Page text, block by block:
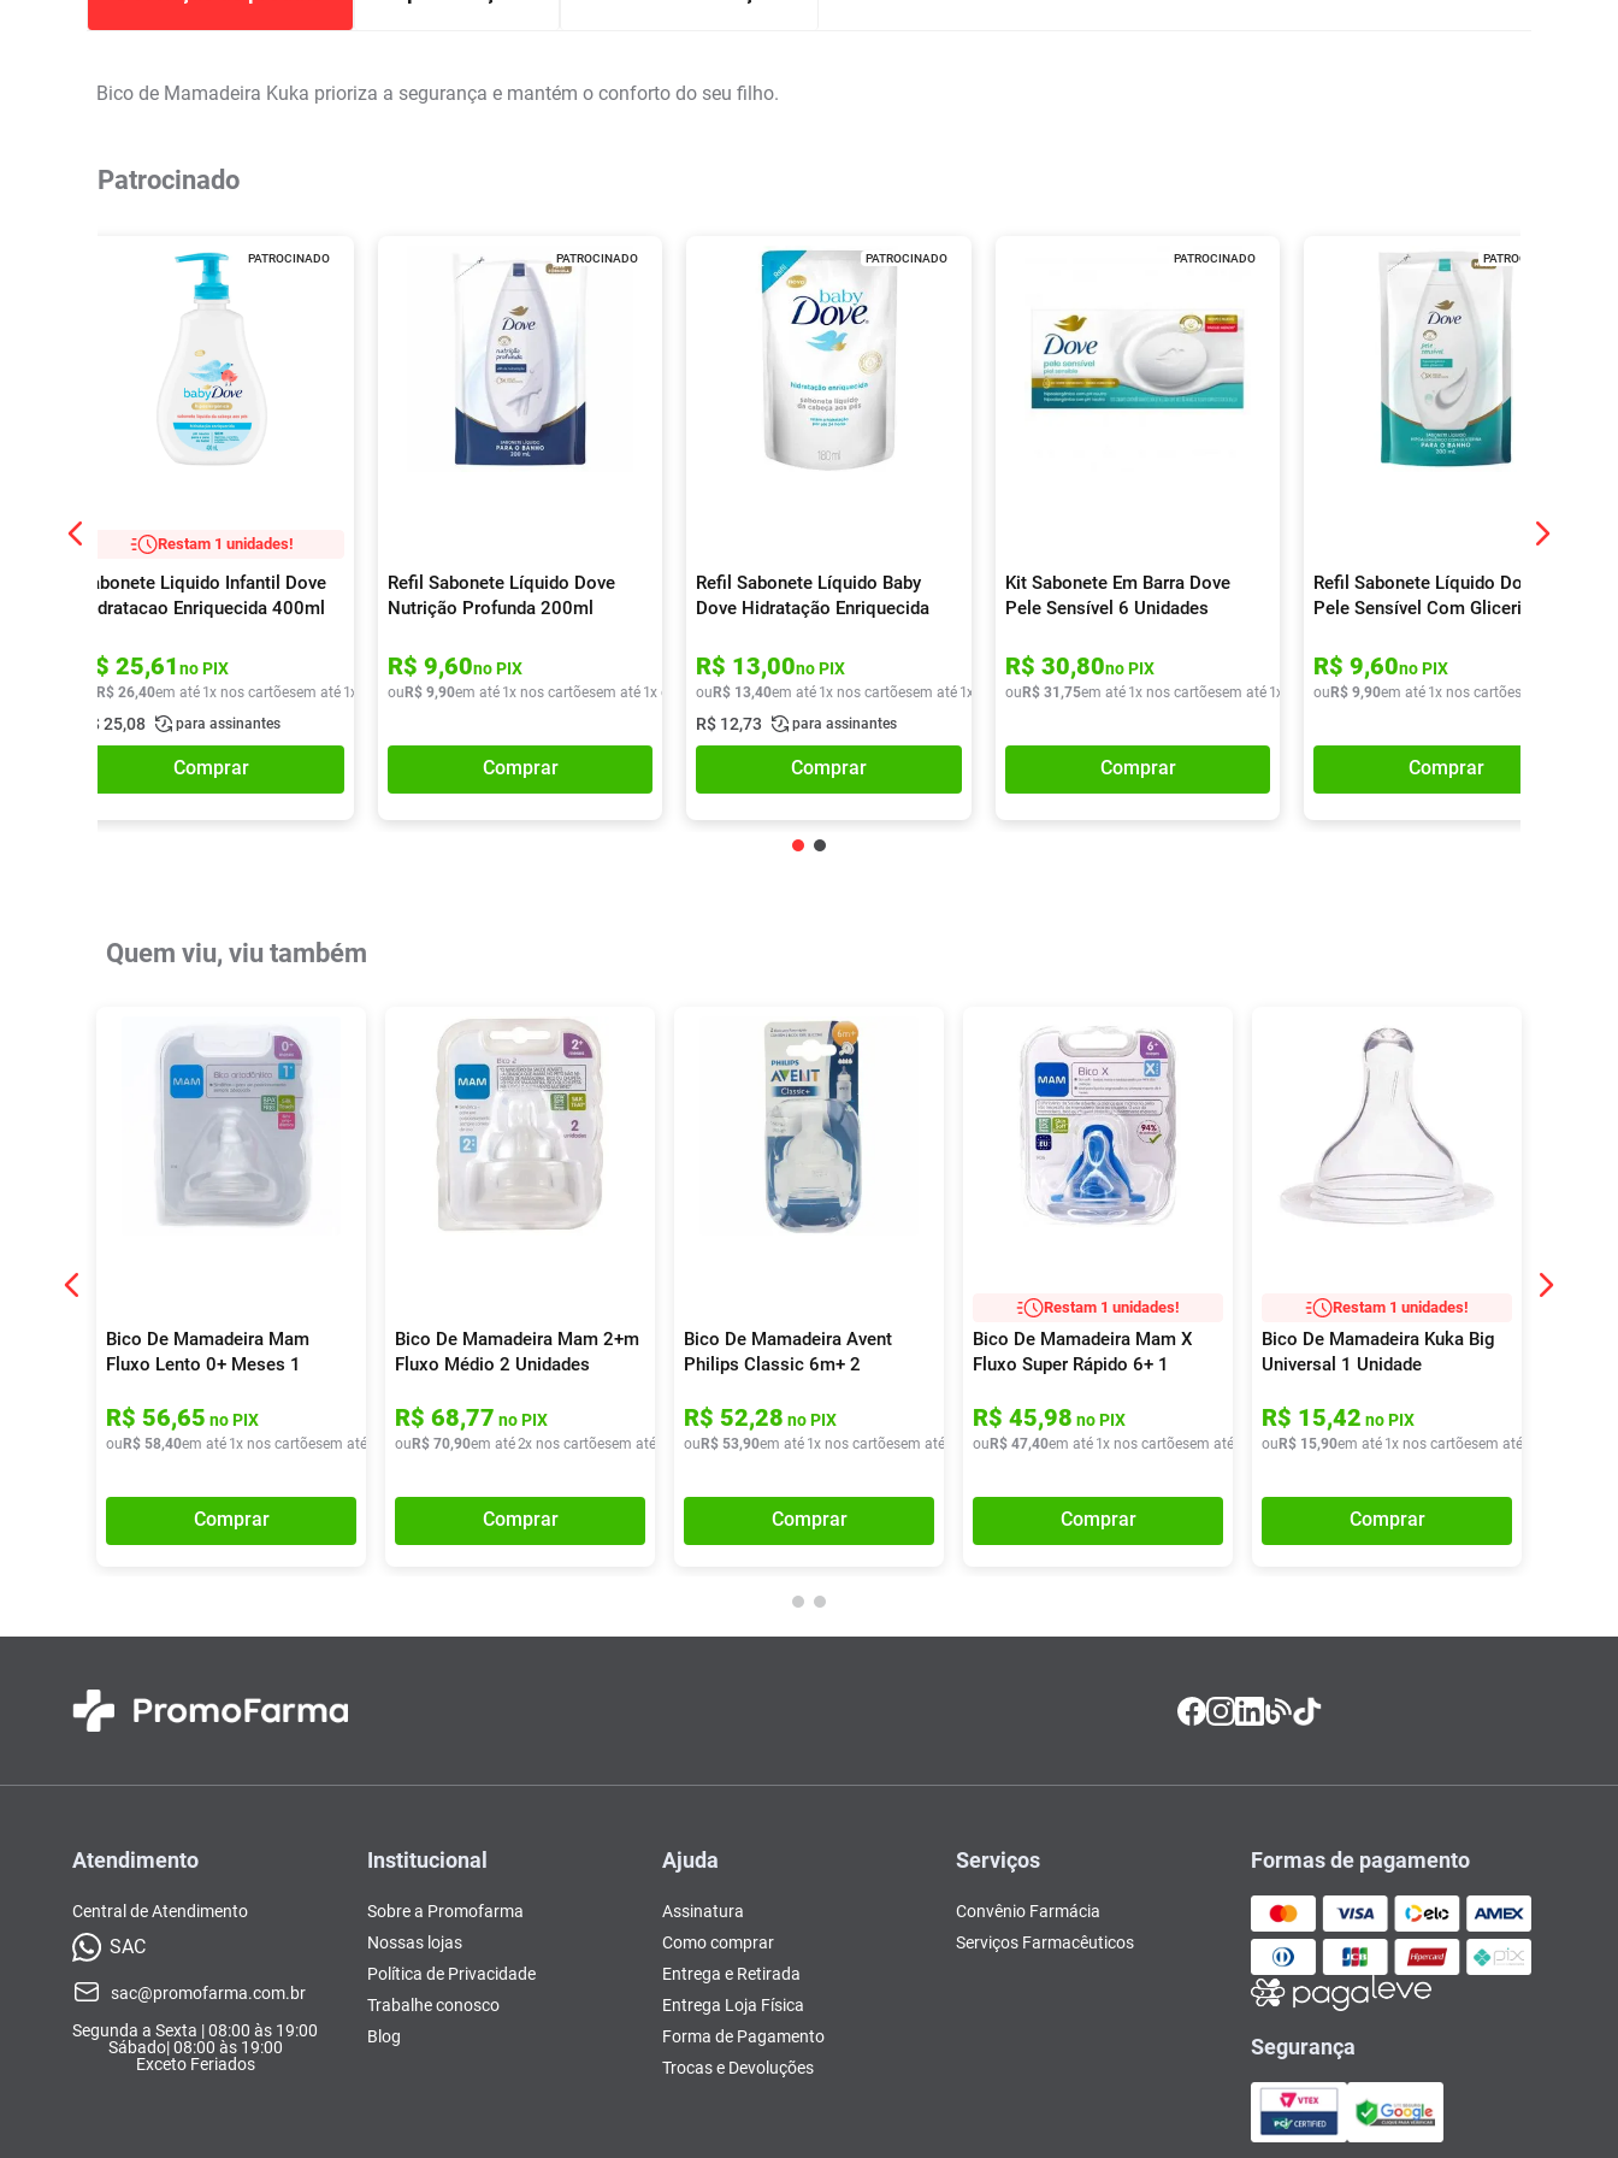
Bico de Mamadeira Kuka prioriza a segurança e mantém o conforto do seu filho.
Patrocinado
PATROCINADO
Restam 1 unidades!
Sabonete Liquido Infantil Dove
Hidratacao Enriquecida 400ml
R$ 25,61no PIX
R$ 26,40em até 1x nos cartõesem até 1x de R$ 26,40
R$ 25,08 para assinantes
Comprar
PATROCINADO
Refil Sabonete Líquido Dove
Nutrição Profunda 200ml
R$ 9,60no PIX
ou R$ 9,90em até 1x nos cartõesem até 1x de R$ 9, 90
Comprar
PATROCINADO
Refil Sabonete Líquido Baby
Dove Hidratação Enriquecida
R$ 13,00no PIX
ou R$ 13,40em até 1x nos cartõesem até 1x de R$ 13,40
R$ 12,73 para assinantes
Comprar
PATROCINADO
Kit Sabonete Em Barra Dove
Pele Sensível 6 Unidades
R$ 30,80no PIX
ou R$ 31 ,75em até 1x nos cartõesem até 1x de R$ 31,75
Comprar
PATROCINADO
Refil Sabonete Líquido Dove
Pele Sensível Com Glicerina
R$ 9,60no PIX
ou R$ 9,90em até 1x nos cartões
Comprar
Quem viu, viu também
Bico De Mamadeira Mam
Fluxo Lento 0+ Meses 1
R$ 56,65 no PIX
ou R$ 58,40em até 1x nos cartõesem até x deR$ 58,40
Comprar
Bico De Mamadeira Mam 2+m
Fluxo Médio 2 Unidades
R$ 68,77 no PIX
ou R$ 70,90em até2x nos cartõesem até x deR$ 35,45
Comprar
Bico De Mamadeira Avent
Philips Classic 6m+ 2
R$ 52,28 no PIX
ou R$ 53,90em até 1x nos cartõesem até x deR$ 53,90
Comprar
Restam 1 unidades!
Bico De Mamadeira Mam X
Fluxo Super Rápido 6+ 1
R$ 45,98 no PIX
ou R$ 47,40em até 1x nos cartõesem até x deR$ 47,40
Comprar
Restam 1 unidades!
Bico De Mamadeira Kuka Big
Universal 1 Unidade
R$ 15,42 no PIX
ou R$ 15,90em até 1x nos cartõesem até
Comprar
Atendimento
Central de Atendimento
SAC
sac@promofarma.com.br
Segunda a Sexta | 08:00 às 19:00
Sábado| 08:00 às 19:00
Exceto Feriados
Institucional
Sobre a Promofarma
Nossas lojas
Política de Privacidade
Trabalhe conosco
Blog
Ajuda
Assinatura
Como comprar
Entrega e Retirada
Entrega Loja Física
Forma de Pagamento
Trocas e Devoluções
Serviços
Convênio Farmácia
Serviços Farmacêuticos
Formas de pagamento
Segurança